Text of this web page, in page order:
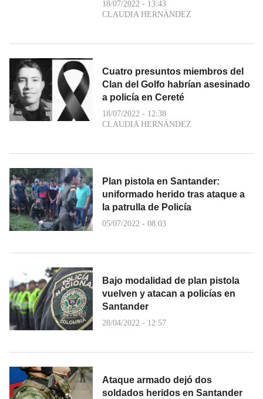
18/07/2022 - 13:43
CLAUDIA HERNÁNDEZ
Cuatro presuntos miembros del
Clan del Golfo habrían asesinado
a policía en Cereté
18/07/2022 - 12:38
CLAUDIA HERNÁNDEZ
Plan pistola en Santander:
uniformado herido tras ataque a
la patrulla de Policía
05/07/2022 - 08:03
Bajo modalidad de plan pistola
vuelven y atacan a policías en
Santander
28/04/2022 - 12:57
Ataque armado dejó dos
soldados heridos en Santander